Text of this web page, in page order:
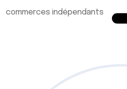
commerces indépendants